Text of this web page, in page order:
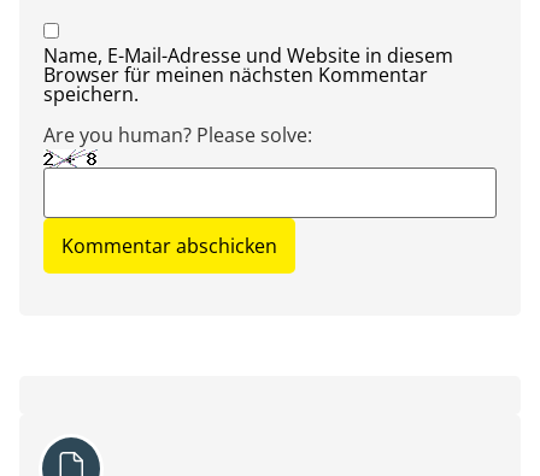
Name, E-Mail-Adresse und Website in diesem
Browser für meinen nächsten Kommentar
speichern.
Are you human? Please solve: